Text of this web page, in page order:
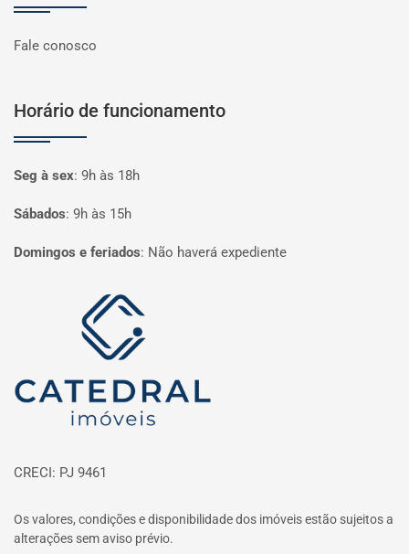
Fale conosco
Horário de funcionamento
Seg à sex: 9h às 18h
Sábados: 9h às 15h
Domingos e feriados: Não haverá expediente
Página inicial
CRECI: PJ 9461
Os valores, condições e disponibilidade dos imóveis estão sujeitos a
alterações sem aviso prévio.